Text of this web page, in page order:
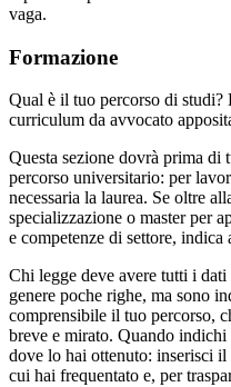
vaga.
Formazione
Qual è il tuo percorso di studi?
curriculum da avvocato
Questa sezione dovrà prima
percorso universitario: per
necessaria la laurea. Se oltre
specializzazione o master per
e competenze di settore, indica
Chi legge deve avere tutti i
genere poche righe, ma sono
comprensibile il tuo percorso,
breve e mirato. Quando
dove lo hai ottenuto: inserisci
cui hai frequentato e, per